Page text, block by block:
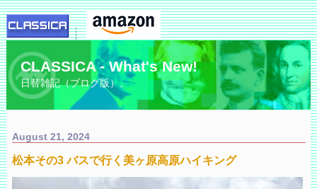
CLASSICA - What's New!
日替雑記（ブログ版）。
August 21, 2024
松本その3 バスで行く美ヶ原高原ハイキング